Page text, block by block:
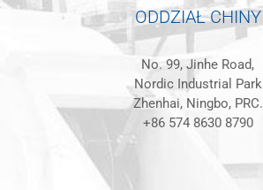
ODDZIAŁ CHINY
No. 99, Jinhe Road,
Nordic Industrial Park
Zhenhai, Ningbo, PRC.
+86 574 8630 8790